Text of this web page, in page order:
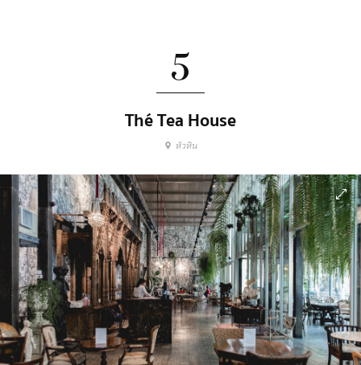
5
Thé Tea House
หัวหิน